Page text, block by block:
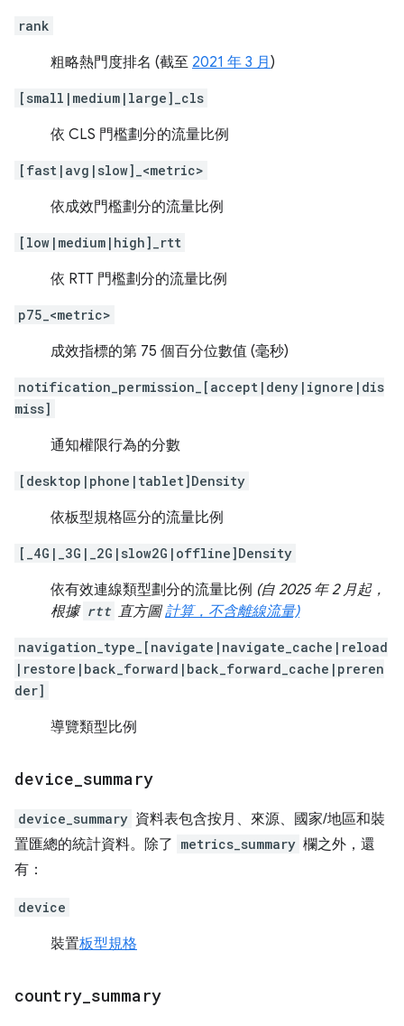
rank
粗略熱門度排名 (截至 2021 年 3 月 )
[small|medium|large]_cls
依 CLS 門檻劃分的流量比例
[fast|avg|slow]_<metric>
依成效門檻劃分的流量比例
[low|medium|high]_rtt
依 RTT 門檻劃分的流量比例
p75_<metric>
成效指標的第 75 個百分位數值 (毫秒)
notification_permission_[accept|deny|ignore|dis
miss]
通知權限行為的分數
[desktop|phone|tablet]Density
依板型規格區分的流量比例
[_4G|_3G|_2G|slow2G|offline]Density
依有效連線類型劃分的流量比例 (自 2025 年 2 月起，
根據 rtt 直方圖計算，不含離線流量)
navigation_type_[navigate|navigate_cache|reload
|restore|back_forward|back_forward_cache|preren
der]
導覽類型比例
device summary
device_summary 資料表包含按月、來源、國家/地區和裝
置匯總的統計資料。除了 metrics_summary 欄之外，還
有：
device
裝置板型規格
country summary